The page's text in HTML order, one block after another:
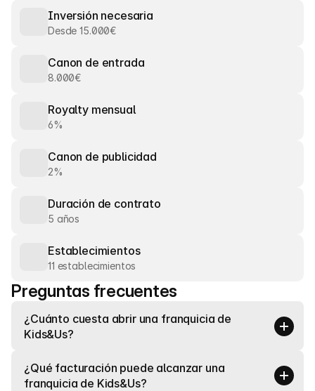
Inversión necesaria
Desde 15.000€
Canon de entrada
8.000€
Royalty mensual
6%
Canon de publicidad
2%
Duración de contrato
5 años
Establecimientos
11 establecimientos
Preguntas frecuentes
¿Cuánto cuesta abrir una franquicia de
Kids&Us?
¿Qué facturación puede alcanzar una
franquicia de Kids&Us?